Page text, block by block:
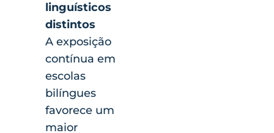
linguísticos
distintos
A exposição
contínua em
escolas
bilíngues
favorece um
maior